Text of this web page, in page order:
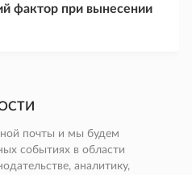
фактор при вынесении
почты и мы будем
событиях в области
аналитику,